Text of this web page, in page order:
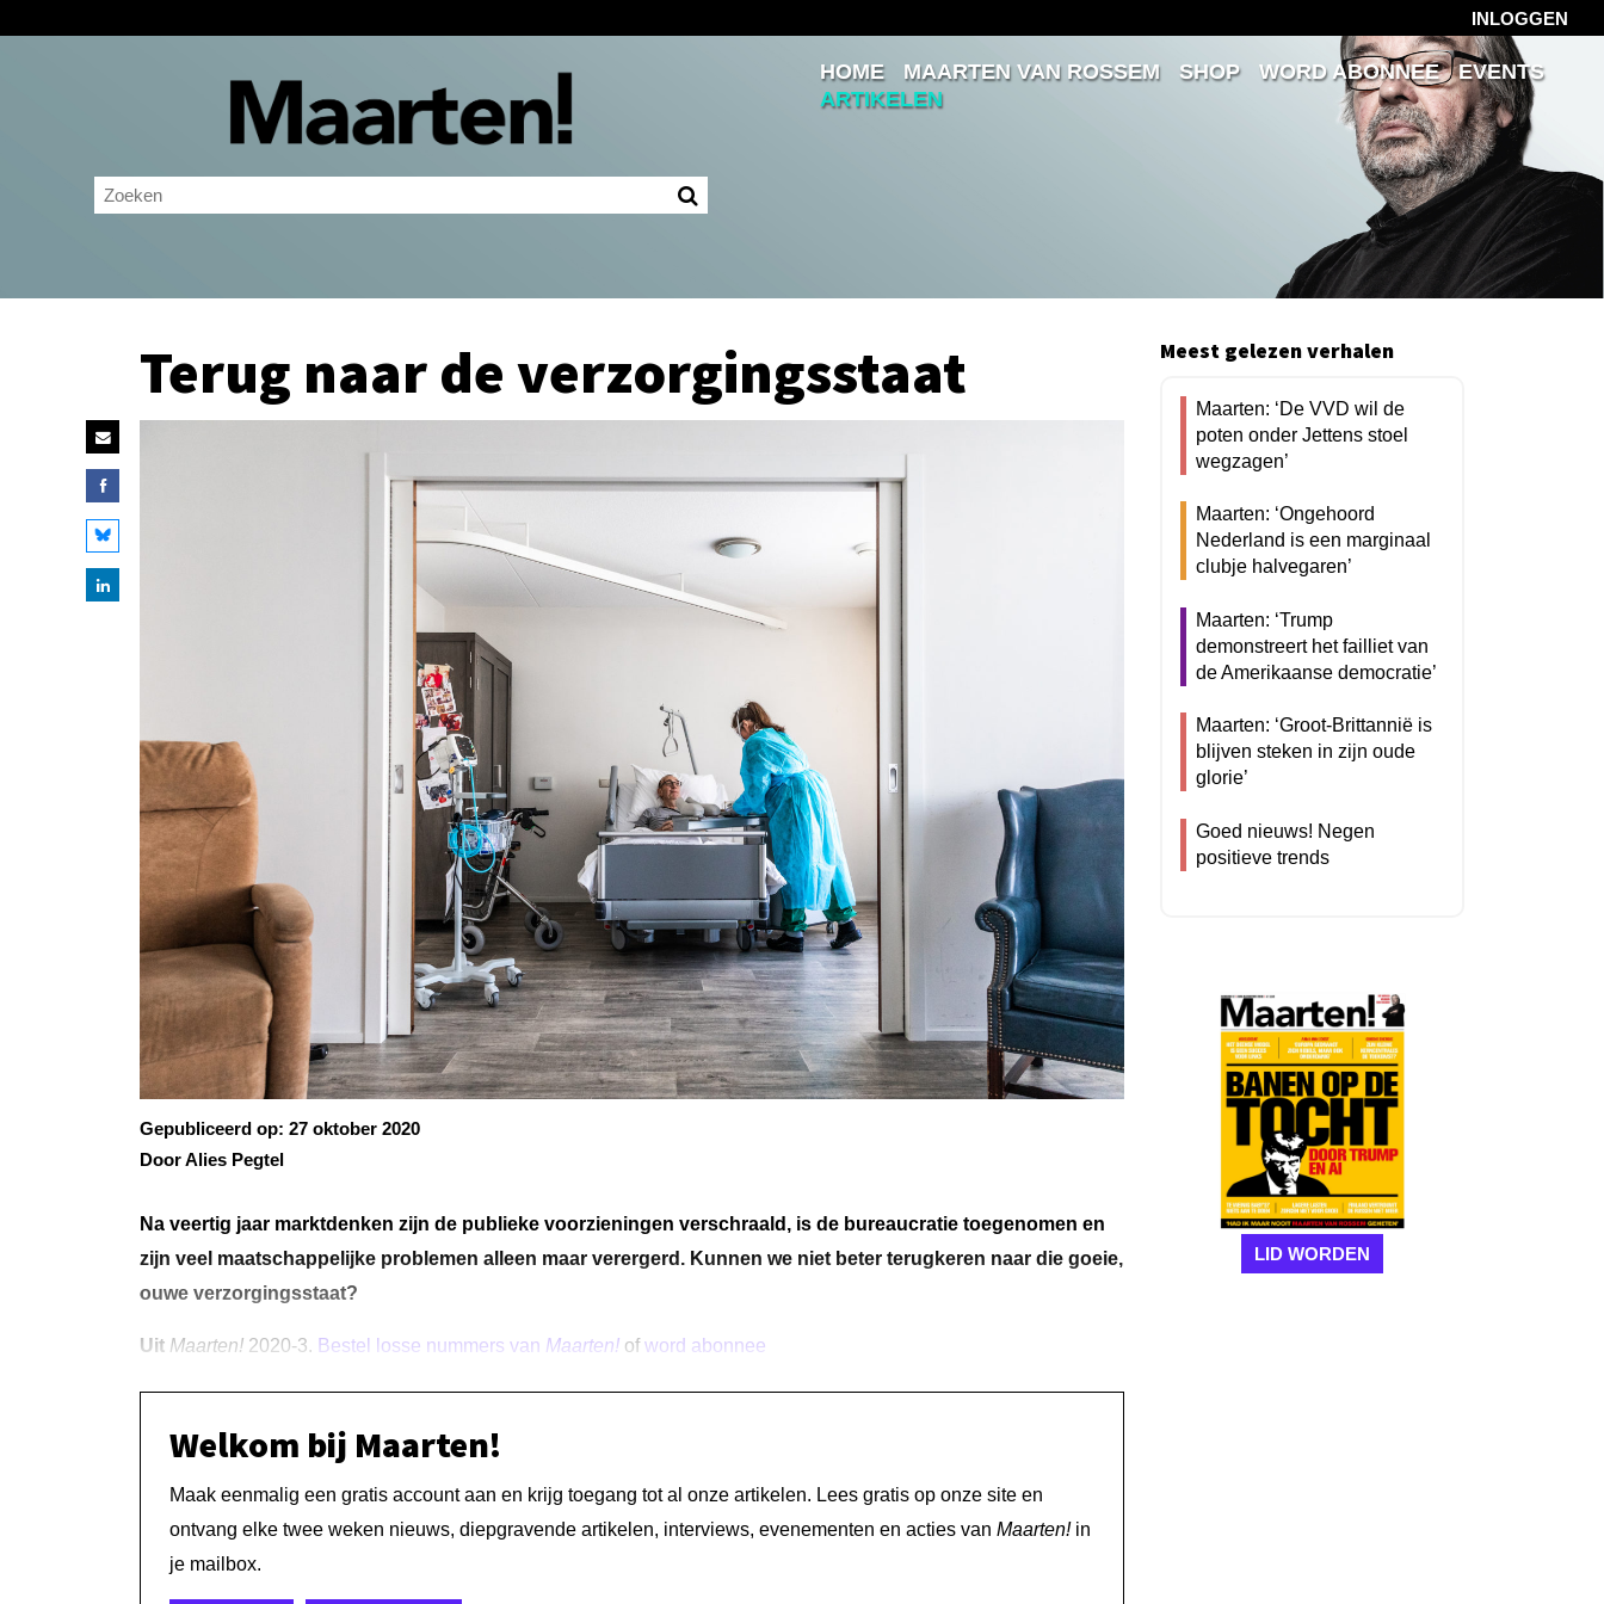
INLOGGEN
Inloggen
Ingelogd blijven
HOME MAARTEN VAN ROSSEM SHOP WORD ABONNEE
EVENTS
ARTIKELEN
Terug naar de verzorgingsstaat
Gepubliceerd op: 27 oktober 2020
Door Alies Pegtel
Na veertig jaar marktdenken zijn de publieke voorzieningen verschraald, is de bureaucratie toegenomen en
zijn veel maatschappelijke problemen alleen maar verergerd. Kunnen we niet beter terugkeren naar die goeie,
ouwe verzorgingsstaat?
Uit Maarten! 2020-3. Bestel losse nummers van Maarten! ofword abonnee
Welkom bij Maarten!
Maak eenmalig een gratis account aan en krijg toegang tot al onze artikelen. Lees gratis op onze site en
ontvang elke twee weken nieuws, diepgravende artikelen, interviews, evenementen en acties van Maarten!in
je mailbox.
Meest gelezen verhalen
Maarten: ‘De VVD wil de
poten onder Jettens stoel
wegzagen’
Maarten: ‘Ongehoord
Nederland is een marginaal
clubje halvegaren’
Maarten: ‘Trump
demonstreert het failliet van
de Amerikaanse democratie’
Maarten: ‘Groot-Brittannië is
blijven steken in zijn oude
glorie’
Goed nieuws! Negen
positieve trends
LID WORDEN